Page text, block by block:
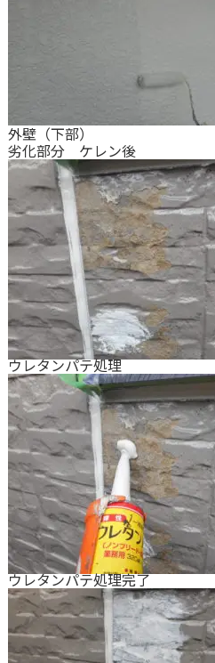
外壁（下部）
劣化部分 ケレン後
ウレタンパテ処理
ウレタンパテ処理完了